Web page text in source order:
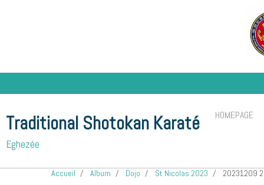
Traditional Shotokan Karaté
Eghezée
HOMEPAGE
Accueil Album Dojo St Nicolas 2023 20231209